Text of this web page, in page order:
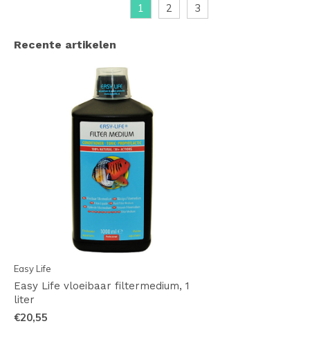
1 2 3
Recente artikelen
Easy Life
Easy Life vloeibaar filtermedium, 1
liter
€20,55